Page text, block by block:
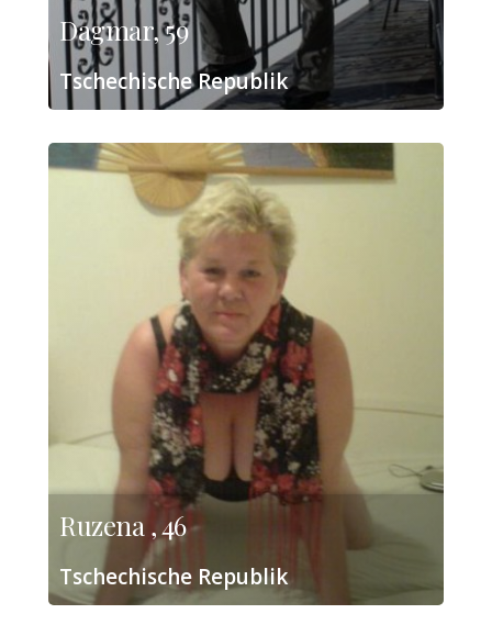
Dagmar, 59
Tschechische Republik
Ruzena , 46
Tschechische Republik